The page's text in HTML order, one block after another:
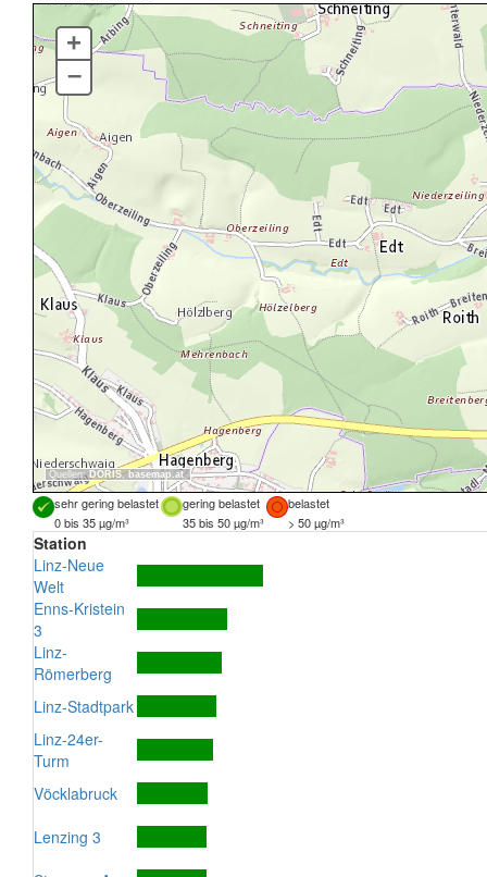
Quellen: DORIS,basemap.at
+
–
sehr gering belastet gering belastet
belastet
0 bis 35 µg/m³
35 bis 50 µg/m³ > 50 µg/m³
Station
Linz-Neue
Welt
Enns-Kristein
3
Linz-
Römerberg
Linz-Stadtpark
Linz-24er-
Turm
Vöcklabruck
Lenzing 3